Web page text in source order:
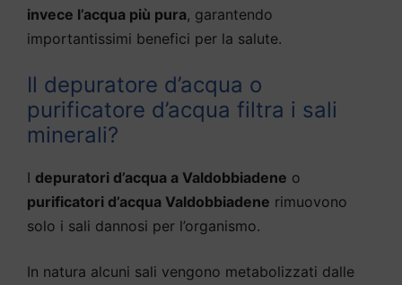
invece l’acqua più pura, garantendo
importantissimi benefici per la salute.
Il depuratore d’acqua o
purificatore d’acqua filtra i sali
minerali?
I depuratori d’acqua a Valdobbiadene o
purificatori d’acqua Valdobbiadene rimuovono
solo i sali dannosi per l’organismo.
In natura alcuni sali vengono metabolizzati dalle